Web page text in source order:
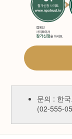
문의 : 한
(02-555-